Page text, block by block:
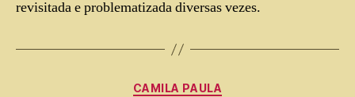
revisitada e problematizada diversas vezes.
CAMILA PAULA